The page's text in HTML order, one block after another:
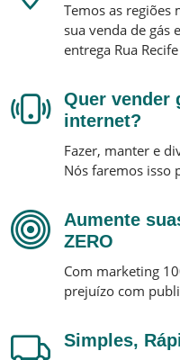
Temos as regiões
sua venda de gás
entrega Rua Recife
Quer vender
internet?
Fazer, manter e
Nós faremos isso
Aumente
ZERO
Com marketing
prejuízo com
Simples,